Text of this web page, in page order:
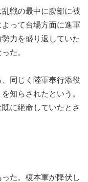
戦の最中に腹部に被
って台場方面に進軍
力を盛り返していた
た。
同じく陸軍奉行添役
知らされたという。
に絶命していたとさ
た。榎本軍が降伏し